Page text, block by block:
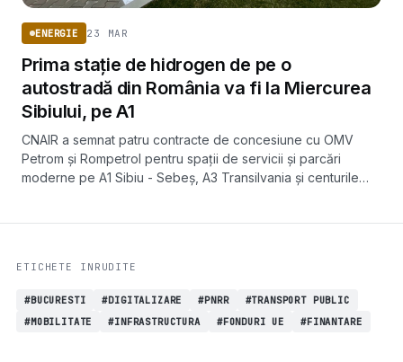
ENERGIE 23 MAR
Prima stație de hidrogen de pe o
autostradă din România va fi la Miercurea
Sibiului, pe A1
CNAIR a semnat patru contracte de concesiune cu OMV
Petrom și Rompetrol pentru spații de servicii și parcări
moderne pe A1 Sibiu - Sebeș, A3 Transilvania și centurile
ETICHETE INRUDITE
#BUCURESTI #DIGITALIZARE #PNRR
#TRANSPORT PUBLIC
#MOBILITATE
#INFRASTRUCTURA #FONDURI UE #FINANTARE